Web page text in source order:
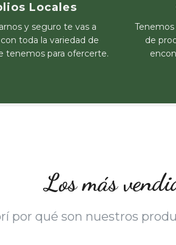
Locales
y seguro te vas a
toda la variedad de
tenemos para ofercerte.
de
Los más
por qué son nuestros